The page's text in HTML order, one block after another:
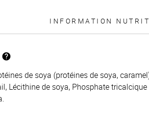
INFORMATION
de soya (protéines de soya,
Lécithine de soya, Phosphate